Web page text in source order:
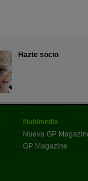
Hazte socio
Multimedia
Nueva GP
GP Magazine